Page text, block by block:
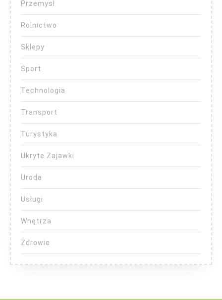
Przemysł
Rolnictwo
Sklepy
Sport
Technologia
Transport
Turystyka
Ukryte Zajawki
Uroda
Usługi
Wnętrza
Zdrowie